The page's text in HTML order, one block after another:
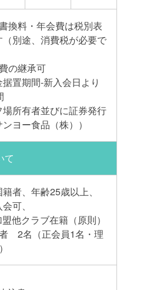
換料・年会費は税別表
（別途、消費税が必要で
の継承可
置期間-新入会日より
場所有者並びに証券発行
ヨー食品（株））
て
者、年齢25歳以上、
可、
他クラブ在籍（原則）
2名（正会員1名・理